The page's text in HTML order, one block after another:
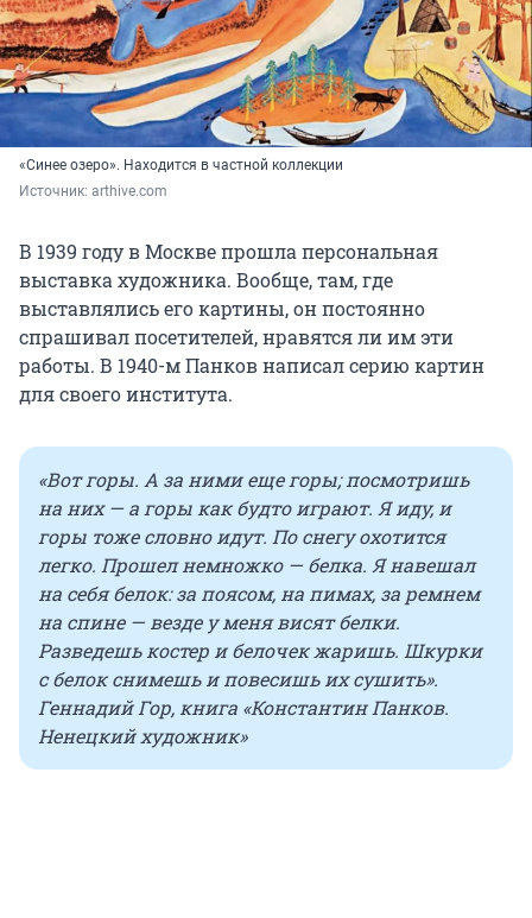
«Синее озеро». Находится в частной коллекции
Источник: arthive.com
В 1939 году в Москве прошла персональная
выставка художника. Вообще, там, где
выставлялись его картины, он постоянно
спрашивал посетителей, нравятся ли им эти
работы. В 1940-м Панков написал серию картин
для своего института.
«Вот горы. А за ними еще горы; посмотришь
на них — а горы как будто играют. Я иду, и
горы тоже словно идут. По снегу охотится
легко. Прошел немножко — белка. Я навешал
на себя белок: за поясом, на пимах, за ремнем
на спине — везде у меня висят белки.
Разведешь костер и белочек жаришь. Шкурки
с белок снимешь и повесишь их сушить».
Геннадий Гор, книга «Константин Панков.
Ненецкий художник»